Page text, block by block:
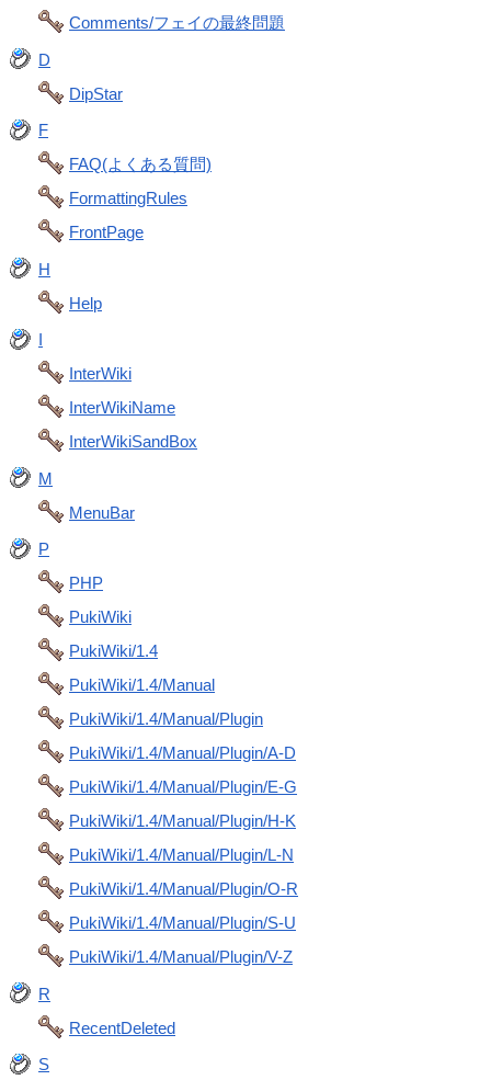
Comments/フェイの最終問題
D
DipStar
F
FAQ(よくある質問)
FormattingRules
FrontPage
H
Help
I
InterWiki
InterWikiName
InterWikiSandBox
M
MenuBar
P
PHP
PukiWiki
PukiWiki/1.4
PukiWiki/1.4/Manual
PukiWiki/1.4/Manual/Plugin
PukiWiki/1.4/Manual/Plugin/A-D
PukiWiki/1.4/Manual/Plugin/E-G
PukiWiki/1.4/Manual/Plugin/H-K
PukiWiki/1.4/Manual/Plugin/L-N
PukiWiki/1.4/Manual/Plugin/O-R
PukiWiki/1.4/Manual/Plugin/S-U
PukiWiki/1.4/Manual/Plugin/V-Z
R
RecentDeleted
S